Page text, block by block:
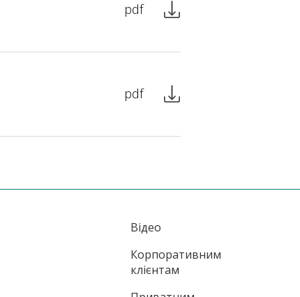
pdf
pdf
Відео
Корпоративним
клієнтам